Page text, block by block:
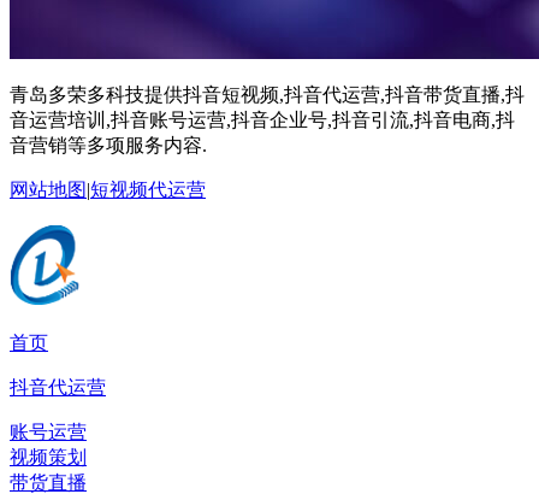
青岛多荣多科技提供抖音短视频,抖音代运营,抖音带货直播,抖
音运营培训,抖音账号运营,抖音企业号,抖音引流,抖音电商,抖
音营销等多项服务内容.
网站地图|短视频代运营
首页
抖音代运营
账号运营
视频策划
带货直播